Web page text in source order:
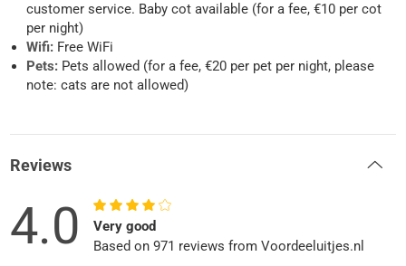
customer service. Baby cot available (for a fee, €10 per cot
per night)
Wifi: Free WiFi
Pets: Pets allowed (for a fee, €20 per pet per night, please
note: cats are not allowed)
Reviews
4.0
Very good
Based on 971 reviews from Voordeeluitjes.nl